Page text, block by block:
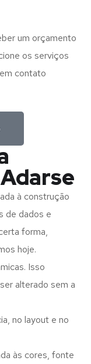
um orçamento
os serviços
contato
à construção
de dados e
forma,
hoje.
Isso
alterado sem a
no layout e no
às cores, fonte